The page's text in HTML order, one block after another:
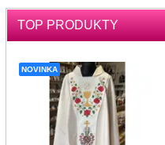
TOP PRODUKTY
NOVINKA